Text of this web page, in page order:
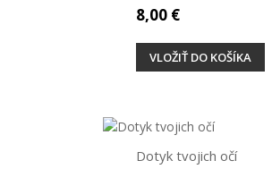
8,00 €
VLOŽIŤ DO KOŠÍKA
Dotyk tvojich očí